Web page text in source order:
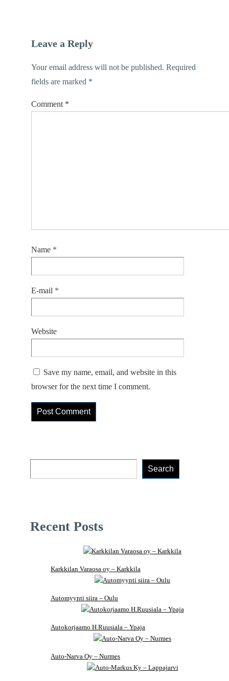
Leave a Reply
Your email address will not be published. Required
fields are marked *
Comment *
Name *
E-mail *
Website
Save my name, email, and website in this
browser for the next time I comment.
Search
Recent Posts
Karkkilan Varaosa oy – Karkkila
Automyynti siira – Oulu
Autokorjaamo H.Ruusiala – Ypaja
Auto-Narva Oy – Nurmes